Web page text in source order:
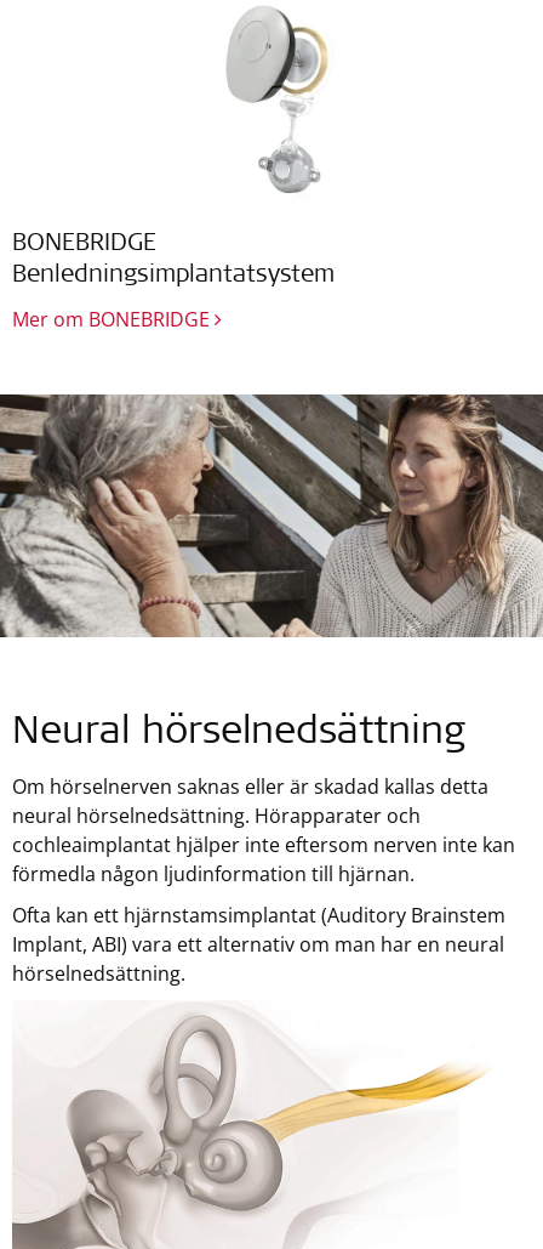
BONEBRIDGE
Benledningsimplantatsystem
Mer om BONEBRIDGE
Neural hörselnedsättning
Om hörselnerven saknas eller är skadad kallas detta
neural hörselnedsättning. Hörapparater och
cochleaimplantat hjälper inte eftersom nerven inte kan
förmedla någon ljudinformation till hjärnan.
Ofta kan ett hjärnstamsimplantat (Auditory Brainstem
Implant, ABI) vara ett alternativ om man har en neural
hörselnedsättning.